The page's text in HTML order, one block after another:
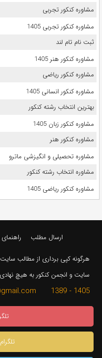
مشاوره کنکور تجربی
مشاوره کنکور تجربی 1405
ثبت نام تام لند
مشاوره کنکور هنر 1405
مشاوره کنکور ریاضی
مشاوره کنکور انسانی 1405
بهترین انتخاب رشته کنکور
مشاوره کنکور زبان 1405
مشاوره کنکور هنر
مشاوره تحصیلی و انگیزشی ماترو
مشاوره انتخاب رشته کنکور
مشاوره کنکور ریاضی 1405
ارسال مطلب
هرگونه کپی برداری از مطالب
سایت و انجمن کنکور به هیچ
1405 - 1389 konkur.in@gmail.com